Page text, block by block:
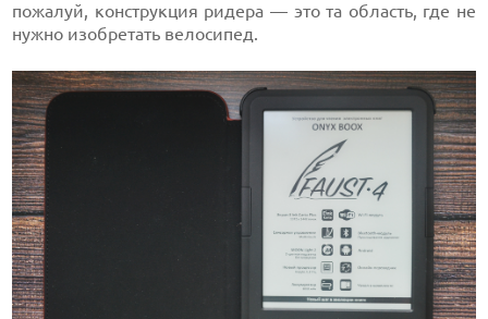
пожалуй, конструкция ридера — это та область, где не
нужно изобретать велосипед.